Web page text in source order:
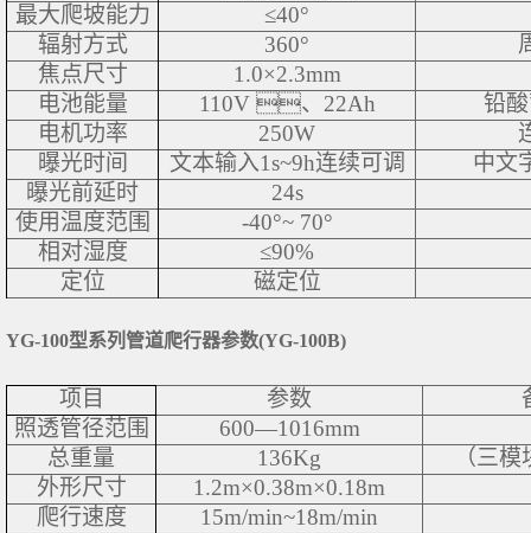
最大爬坡能力
≤40°
辐射方式
360°
焦点尺寸
1.0×2.3mm
电池能量
110V 、22Ah
铅
电机功率
250W
曝光时间
文本输入1s~9h连续可调
中文
曝光前延时
24s
使用温度范围
-40°~ 70°
相对湿度
≤90%
定位
磁定位
YG-100型系列管道爬行器参数(YG-100B)
项目 参数
照透管径范围
600—1016mm
总重量
136Kg
（三
外形尺寸
1.2m×0.38m×0.18m
爬行速度
15m/min~18m/min